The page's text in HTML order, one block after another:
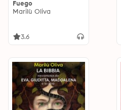
Fuego
Marilù Oliva
3.6